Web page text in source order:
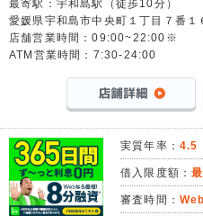
最寄駅：宇和島駅（徒歩10分）
愛媛県宇和島市中央町１丁目７番
店舗営業時間：09:00~22:00※
ATM営業時間：7:30-24:00
実質年率： 4.5
借入限度額：
審査時間：